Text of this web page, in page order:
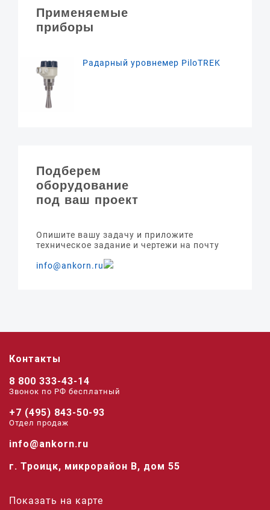
Применяемые
приборы
Радарный уровнемер PiloTREK
Подберем
оборудование
под ваш проект
Опишите вашу задачу и приложите
техническое задание и чертежи на почту
info@ankorn.ru
Контакты
8 800 333-43-14
Звонок по РФ беcплатный
+7 (495) 843-50-93
Отдел продаж
info@ankorn.ru
г. Троицк, микрорайон В, дом 55
Показать на карте